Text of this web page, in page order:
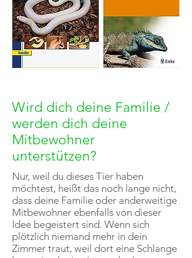
Wird dich deine Familie /
werden dich deine
Mitbewohner
unterstützen?
Nur, weil du dieses Tier haben
möchtest, heißt das noch lange nicht,
dass deine Familie oder anderweitige
Mitbewohner ebenfalls von dieser
Idee begeistert sind. Wenn sich
plötzlich niemand mehr in dein
Zimmer traut, weil dort eine Schlange